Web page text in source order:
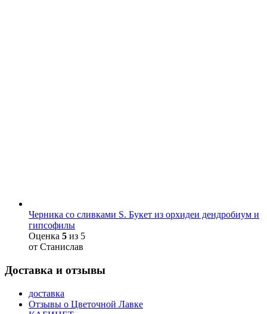
Черника со сливками S. Букет из орхидеи дендробиум и
гипсофилы
Оценка 5 из 5
от Станислав
Доставка и отзывы
доставка
Отзывы о Цветочной Лавке